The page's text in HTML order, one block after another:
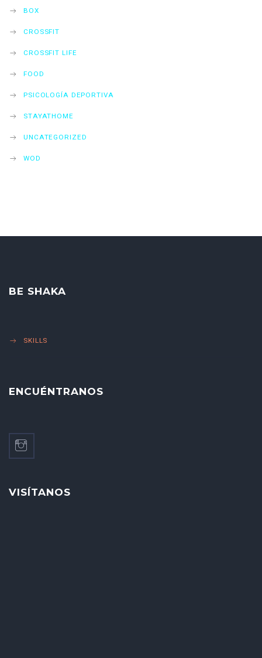
BOX
CROSSFIT
CROSSFIT LIFE
FOOD
PSICOLOGÍA DEPORTIVA
STAYATHOME
UNCATEGORIZED
WOD
BE SHAKA
SKILLS
ENCUÉNTRANOS
VISÍTANOS